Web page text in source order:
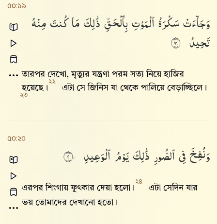
৫০:১৯
وَجَآءَتْسَكْرَةُٱلْمَوْتِبِٱلْحَقِّذَٰلِكَمَاكُنتَمِنْهُ
تَحِيدُ ١٩
তারপর দেখো, মৃত্যুর যন্ত্রণা পরম সত্য নিয়ে হাজির
হয়েছে।
২২
এটা সে জিনিস যা থেকে পালিয়ে বেড়াচ্ছিলে।
২৩
৫০:২০
وَنُفِخَفِىٱلصُّورِذَٰلِكَيَوْمُٱلْوَعِيدِ ٢٠
এরপর শিংগায় ফুৎকার দেয়া হলো।
২৪
এটা সেদিন যার
ভয় তোমাদের দেখানো হতো।